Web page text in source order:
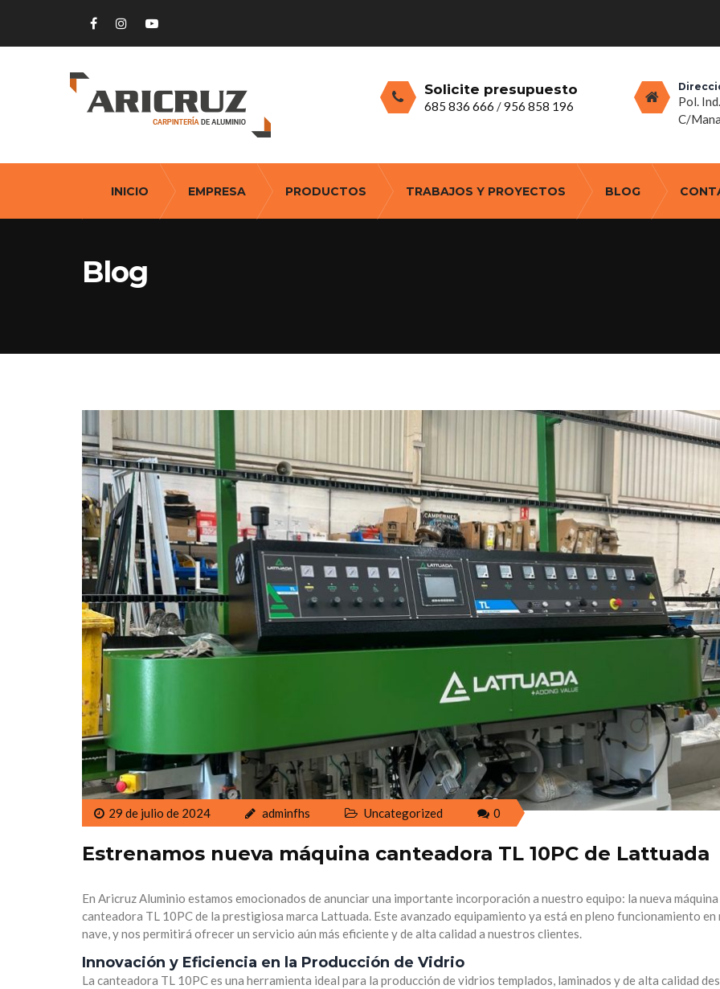
Solicite presupuesto
685 836 666 /956 858 196
Pol.
C/
INICIO EMPRESA PRODUCTOS TRABAJOS Y PROYECTOS BLOG
Blog
29 de julio de 2024 adminfhs Uncategorized 0
Estrenamos nueva máquina canteadora TL 10PC de Lattuada
En Aricruz Aluminio estamos emocionados de anunciar una importante incorporación a nuestro equipo: la nueva máquina
canteadora TL 10PC de la prestigiosa marca Lattuada. Este avanzado equipamiento ya está en pleno funcionamiento en
nave, y nos permitirá ofrecer un servicio aún más eficiente y de alta calidad a nuestros clientes.
Innovación y Eficiencia en la Producción de Vidrio
La canteadora TL 10PC es una herramienta ideal para la producción de vidrios templados, laminados y de alta calidad